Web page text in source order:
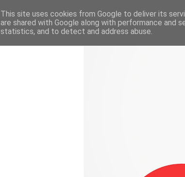
This site uses cookies from Google to deliver its
are shared with Google along with performance and
statistics, and to detect and address abuse.